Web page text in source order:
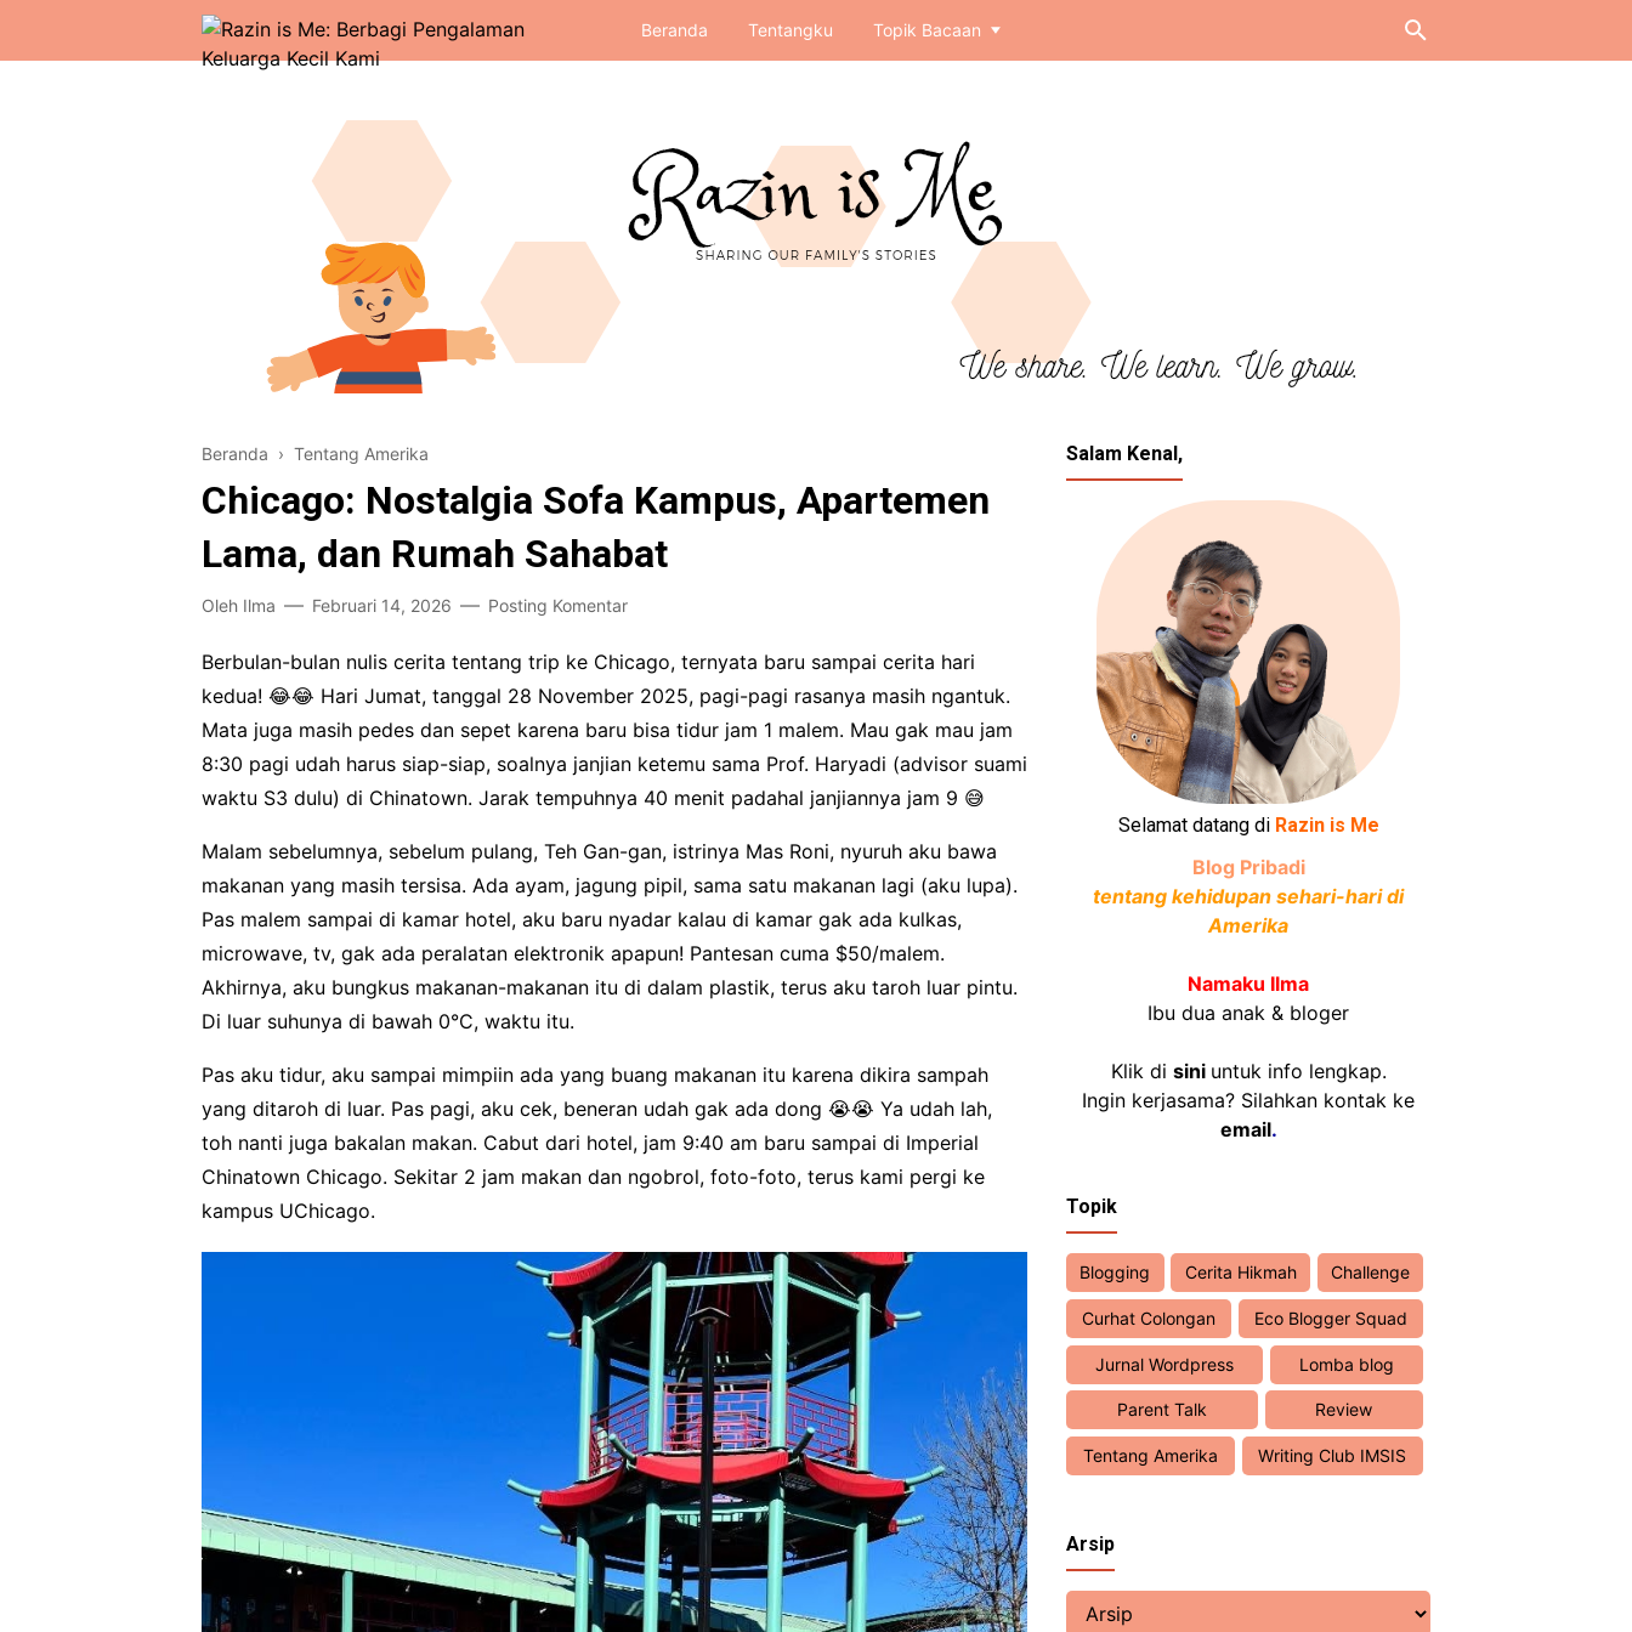
Beranda Tentangku Topik Bacaan
Beranda › Tentang Amerika
Chicago: Nostalgia Sofa Kampus, Apartemen
Lama, dan Rumah Sahabat
Oleh Ilma Februari 14, 2026 Posting Komentar
Berbulan-bulan nulis cerita tentang trip ke Chicago, ternyata baru sampai cerita hari
kedua! 😂😂 Hari Jumat, tanggal 28 November 2025, pagi-pagi rasanya masih ngantuk.
Mata juga masih pedes dan sepet karena baru bisa tidur jam 1 malem. Mau gak mau jam
8:30 pagi udah harus siap-siap, soalnya janjian ketemu sama Prof. Haryadi (advisor suami
waktu S3 dulu) di Chinatown. Jarak tempuhnya 40 menit padahal janjiannya jam 9 😅
Malam sebelumnya, sebelum pulang, Teh Gan-gan, istrinya Mas Roni, nyuruh aku bawa
makanan yang masih tersisa. Ada ayam, jagung pipil, sama satu makanan lagi (aku lupa).
Pas malem sampai di kamar hotel, aku baru nyadar kalau di kamar gak ada kulkas,
microwave, tv, gak ada peralatan elektronik apapun! Pantesan cuma $50/malem.
Akhirnya, aku bungkus makanan-makanan itu di dalam plastik, terus aku taroh luar pintu.
Di luar suhunya di bawah 0°C, waktu itu.
Pas aku tidur, aku sampai mimpiin ada yang buang makanan itu karena dikira sampah
yang ditaroh di luar. Pas pagi, aku cek, beneran udah gak ada dong 😭😭 Ya udah lah,
toh nanti juga bakalan makan. Cabut dari hotel, jam 9:40 am baru sampai di Imperial
Chinatown Chicago. Sekitar 2 jam makan dan ngobrol, foto-foto, terus kami pergi ke
kampus UChicago.
Salam Kenal,
Selamat datang di Razin is Me
Blog Pribadi
tentang kehidupan sehari-hari di
Amerika
Namaku Ilma
Ibu dua anak & bloger
Klik di sini untuk info lengkap.
Ingin kerjasama? Silahkan kontak ke
email.
Topik
Blogging Cerita Hikmah Challenge
Curhat Colongan Eco Blogger Squad
Jurnal Wordpress Lomba blog
Parent Talk Review
Tentang Amerika Writing Club IMSIS
Arsip